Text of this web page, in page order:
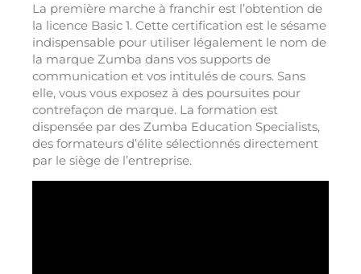
La première marche à franchir est l’obtention de
la licence Basic 1. Cette certification est le sésame
indispensable pour utiliser légalement le nom de
la marque Zumba dans vos supports de
communication et vos intitulés de cours. Sans
elle, vous vous exposez à des poursuites pour
contrefaçon de marque. La formation est
dispensée par des Zumba Education Specialists,
des formateurs d’élite sélectionnés directement
par le siège de l’entreprise.